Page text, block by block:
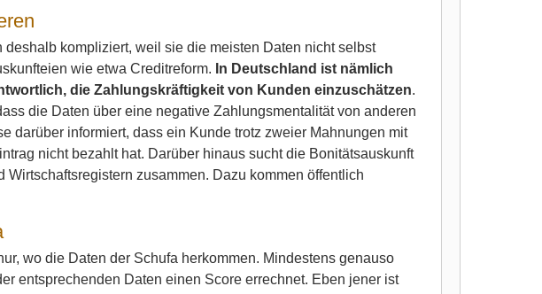
kompliziert, weil sie die meisten Daten nicht selbst
wie etwa Creditreform. In Deutschland ist nämlich
die Zahlungskräftigkeit von Kunden einzuschätzen.
die Daten über eine negative Zahlungsmentalität von anderen
darüber informiert, dass ein Kunde trotz zweier Mahnungen mit
nicht bezahlt hat. Darüber hinaus sucht die Bonitätsauskunft
zusammen. Dazu kommen öffentlich
wo die Daten der Schufa herkommen. Mindestens genauso
entsprechenden Daten einen Score errechnet. Eben jener ist